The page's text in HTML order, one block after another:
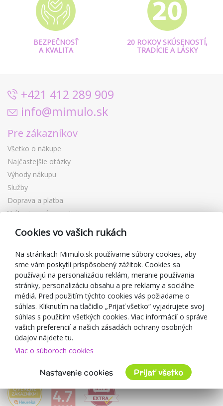
BEZPEČNOSŤ
A KVALITA
20 ROKOV SKÚSENOSTÍ,
TRADÍCIE A LÁSKY
+421 412 289 909
info@mimulo.sk
Pre zákazníkov
Všetko o nákupe
Najčastejšie otázky
Výhody nákupu
Služby
Doprava a platba
Vrátenie a výmena tovaru
Reklamácia
Zľavové kupóny
Blog
O predajcovi
Mimulo.sk
Obchodné podmienky
Ochrana osobných údajov GDPR
Kontakty
Spolupracujeme
Cookies vo vašich rukách
Na stránkach Mimulo.sk používame súbory cookies, aby
sme vám poskytli prispôsobený zážitok. Cookies sa
používajú na personalizáciu reklám, meranie používania
stránky, personalizáciu obsahu a pre reklamy a sociálne
médiá. Pred použitím týchto cookies vás požiadame o
súhlas. Kliknutím na tlačidlo „Prijať všetko“ vyjadrujete svoj
súhlas s použitím všetkých cookies. Viac informácií o správe
vašich preferencií a našich zásadách ochrany osobných
údajov nájdete tu.
Viac o súboroch cookies
Nastavenie cookies Prijať všetko